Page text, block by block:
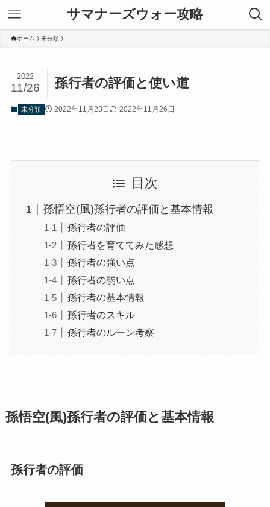
サマナーズウォー攻略
ホーム 未分類
孫行者の評価と使い道
2022
11/26
未分類 2022年11月23日 2022年11月26日
目次
孫悟空(風)孫行者の評価と基本情報
孫行者の評価
孫行者を育ててみた感想
孫行者の強い点
孫行者の弱い点
孫行者の基本情報
孫行者のスキル
孫行者のルーン考察
孫悟空(風)孫行者の評価と基本情報
孫行者の評価